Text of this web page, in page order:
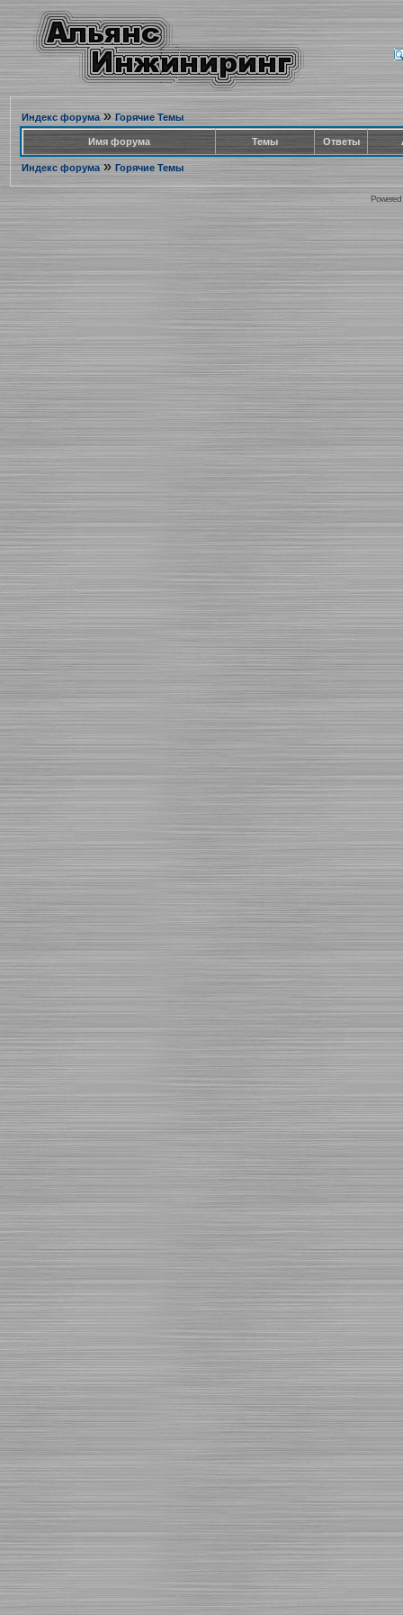
Индекс форума» Горячие Темы
Имя форума Темы Ответы
Индекс форума» Горячие Темы